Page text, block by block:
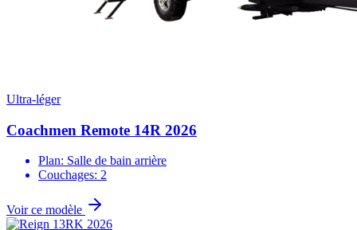
Ultra-léger
Coachmen Remote 14R 2026
Plan: Salle de bain arrière
Couchages: 2
Voir ce modèle